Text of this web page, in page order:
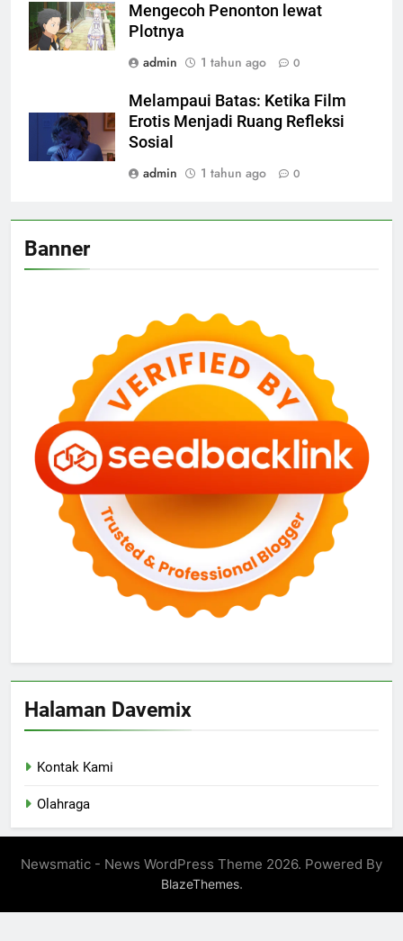
Mengecoh Penonton lewat
Plotnya
admin
1 tahun ago 0
Melampaui Batas: Ketika Film
Erotis Menjadi Ruang Refleksi
Sosial
admin
1 tahun ago 0
Banner
Halaman Davemix
Kontak Kami
Olahraga
Newsmatic - News WordPress Theme 2026. Powered By
BlazeThemes.